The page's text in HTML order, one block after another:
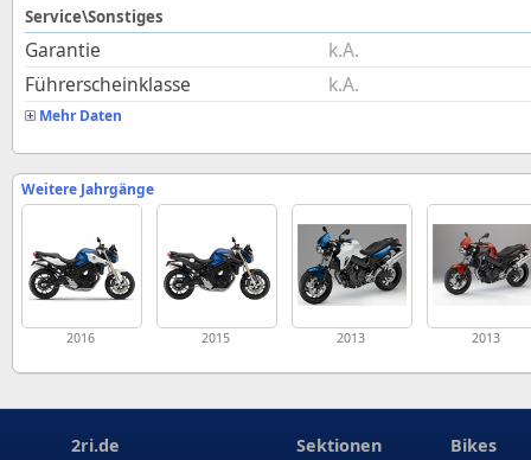
Service\Sonstiges
Garantie
k.A.
Führerscheinklasse
k.A.
Mehr Daten
Weitere Jahrgänge
2016 2015 2013 2013
2ri.de Sektionen Bikes